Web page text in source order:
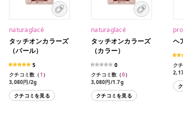
naturaglacé
タッチオンカラーズ
（パール）
5
クチコミ数（1 ）
3,080円/2g
クチコミを見る
naturaglacé
タッチオンカラーズ
（カラー）
0
クチコミ数（0）
3,080円/1.7g
クチコミを見る
ヘ
ク